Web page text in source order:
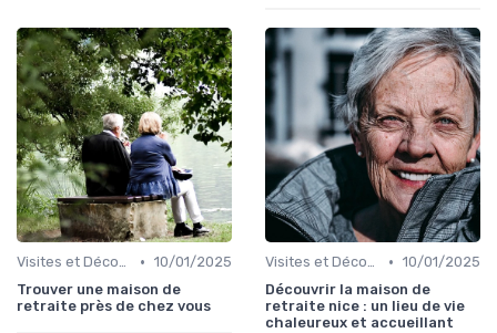
Visites et Découverte • 10/01/2025
Trouver une maison de
retraite près de chez vous
Visites et Découverte • 10/01/2025
Découvrir la maison de
retraite nice : un lieu de vie
chaleureux et accueillant